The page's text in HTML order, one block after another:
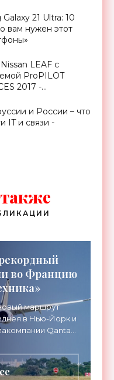
21 Ultra: 10
вам нужен этот
LEAF с
ProPILOT
2017 -
и России – что
IT и связи -
во Францию
маршрут
в Нью-Йорк и
Qantas
до 24